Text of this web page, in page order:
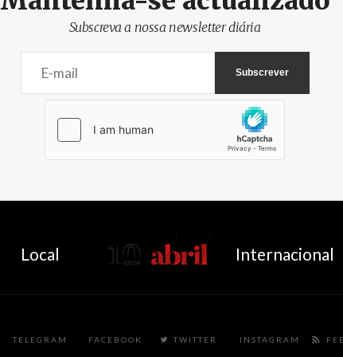
Subscreva a nossa newsletter diária
Local AbrilAbril Internacional
TELEGRAM FACEBOOK TWITTER INSTAGRAM